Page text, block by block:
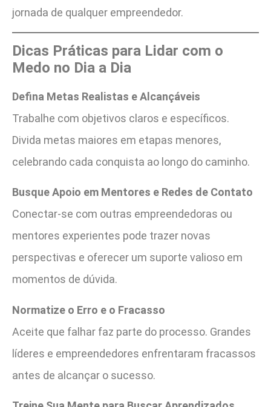
jornada de qualquer empreendedor.
Dicas Práticas para Lidar com o
Medo no Dia a Dia
Defina Metas Realistas e Alcançáveis
Trabalhe com objetivos claros e específicos.
Divida metas maiores em etapas menores,
celebrando cada conquista ao longo do caminho.
Busque Apoio em Mentores e Redes de Contato
Conectar-se com outras empreendedoras ou
mentores experientes pode trazer novas
perspectivas e oferecer um suporte valioso em
momentos de dúvida.
Normatize o Erro e o Fracasso
Aceite que falhar faz parte do processo. Grandes
líderes e empreendedores enfrentaram fracassos
antes de alcançar o sucesso.